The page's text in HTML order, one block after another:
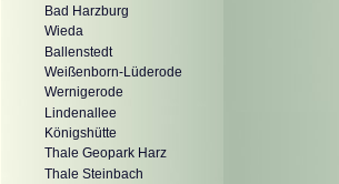
Bad Harzburg
Wieda
Ballenstedt
Weißenborn-Lüderode
Wernigerode
Lindenallee
Königshütte
Thale Geopark Harz
Thale Steinbach